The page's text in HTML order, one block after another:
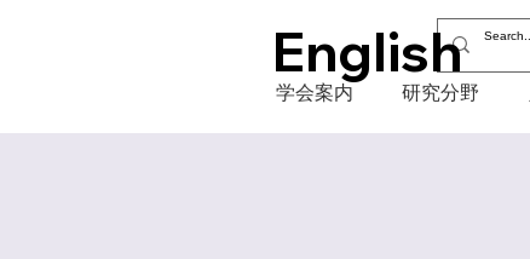
学会案内 研究分野
English